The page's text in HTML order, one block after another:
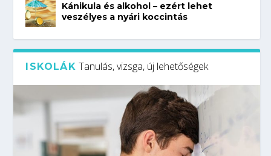
Kánikula és alkohol – ezért lehet
veszélyes a nyári koccintás
ISKOLÁK Tanulás, vizsga, új lehetőségek